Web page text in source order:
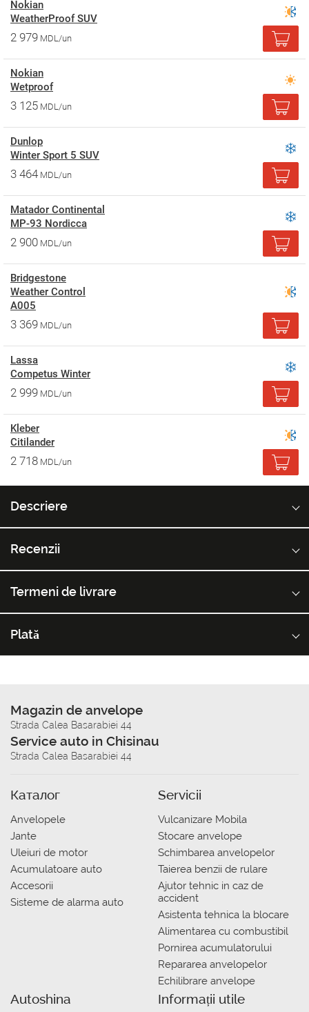
Nokian
WeatherProof SUV
2 979 MDL/un
Nokian
Wetproof
3 125 MDL/un
Dunlop
Winter Sport 5 SUV
3 464 MDL/un
Matador Continental
MP-93 Nordicca
2 900 MDL/un
Bridgestone
Weather Control
A005
3 369 MDL/un
Lassa
Competus Winter
2 999 MDL/un
Kleber
Citilander
2 718 MDL/un
Descriere
Recenzii
Termeni de livrare
Plată
Magazin de anvelope
Strada Calea Basarabiei 44
Service auto in Chisinau
Strada Calea Basarabiei 44
Каталог
Anvelopele
Jante
Uleiuri de motor
Acumulatoare auto
Accesorii
Sisteme de alarma auto
Servicii
Vulcanizare Mobila
Stocare anvelope
Schimbarea anvelopelor
Taierea benzii de rulare
Ajutor tehnic in caz de
accident
Asistenta tehnica la blocare
Alimentarea cu combustibil
Pornirea acumulatorului
Repararea anvelopelor
Echilibrare anvelope
Autoshina Informații utile